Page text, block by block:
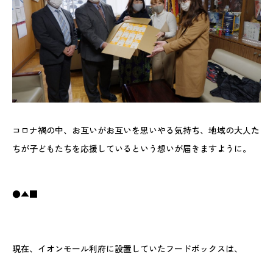
コロナ禍の中、お互いがお互いを思いやる気持ち、地域の大人た
ちが子どもたちを応援しているという想いが届きますように。
●▲■
現在、イオンモール利府に設置していたフードボックスは、